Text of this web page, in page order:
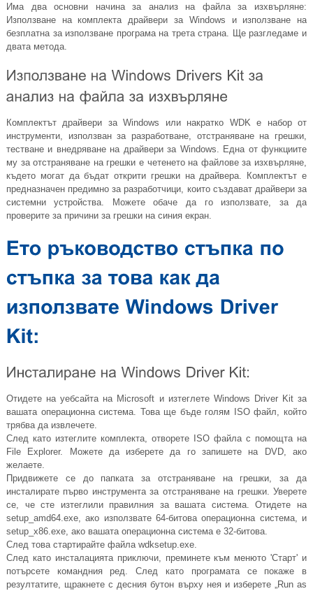
Има два основни начина за анализ на файла за изхвърляне:
Използване на комплекта драйвери за Windows и използване на
безплатна за използване програма на трета страна. Ще разгледаме и
двата метода.
Комплектът драйвери за Windows или накратко WDK е набор от
инструменти, използван за разработване, отстраняване на грешки,
тестване и внедряване на драйвери за Windows. Една от функциите
му за отстраняване на грешки е четенето на файлове за изхвърляне,
където могат да бъдат открити грешки на драйвера. Комплектът е
предназначен предимно за разработчици, които създават драйвери за
системни устройства. Можете обаче да го използвате, за да
проверите за причини за грешки на синия екран.
Отидете на уебсайта на Microsoft и изтеглете Windows Driver Kit за
вашата операционна система. Това ще бъде голям ISO файл, който
трябва да извлечете.
След като изтеглите комплекта, отворете ISO файла с помощта на
File Explorer. Можете да изберете да го запишете на DVD, ако
желаете.
Придвижете се до папката за отстраняване на грешки, за да
инсталирате първо инструмента за отстраняване на грешки. Уверете
се, че сте изтеглили правилния за вашата система. Отидете на
setup_amd64.exe, ако използвате 64-битова операционна система, и
setup_x86.exe, ако вашата операционна система е 32-битова.
След това стартирайте файла wdksetup.exe.
След като инсталацията приключи, преминете към менюто 'Старт' и
потърсете командния ред. След като програмата се покаже в
резултатите, щракнете с десния бутон върху нея и изберете „Run as